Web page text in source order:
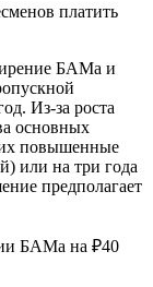
платить
БАМа и
Из-за роста
основных
повышенные
или на три года
предполагает
БАМа на ₽40